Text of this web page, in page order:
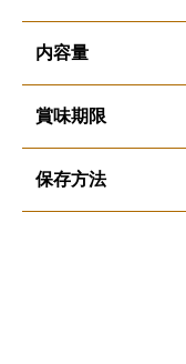
内容量
賞味期限
保存方法